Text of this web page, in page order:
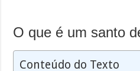
O que é um santo
Conteúdo do Texto